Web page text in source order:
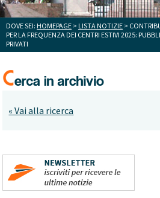
DOVE SEI: HOMEPAGE > LISTA NOTIZIE >
PER LA FREQUENZA DEI CENTRI ESTIVI 2025:
PRIVATI
« Vai alla ricerca